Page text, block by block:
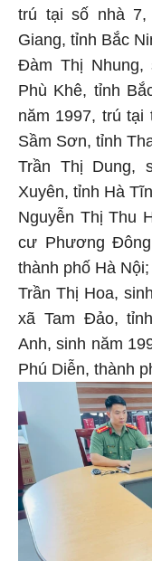
trú tại số nhà 7,
Giang, tỉnh Bắc
Đàm Thị Nhung,
Phù Khê, tỉnh
năm 1997, trú tại
Sầm Sơn, tỉnh
Trần Thị Dung,
Xuyên, tỉnh Hà
Nguyễn Thị Thu
cư Phương
thành phố Hà Nội;
Trần Thị Hoa,
xã Tam Đảo,
Anh, sinh năm
Phú Diễn, thành